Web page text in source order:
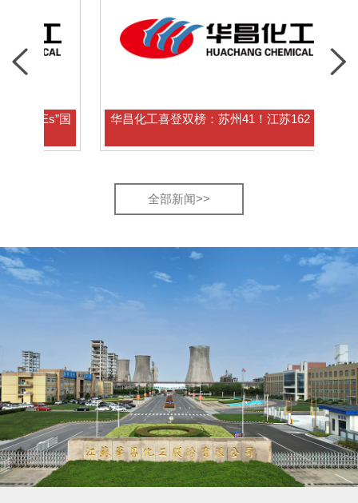
华昌化工喜登双榜：苏州41！江苏162！
全部新闻>>